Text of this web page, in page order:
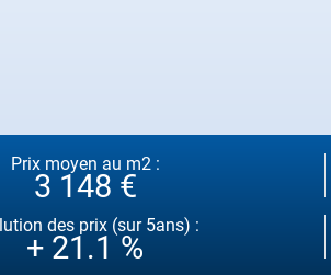
Prix moyen au m2 :
3 148 €
des prix (sur 5ans) :
+ 21.1 %